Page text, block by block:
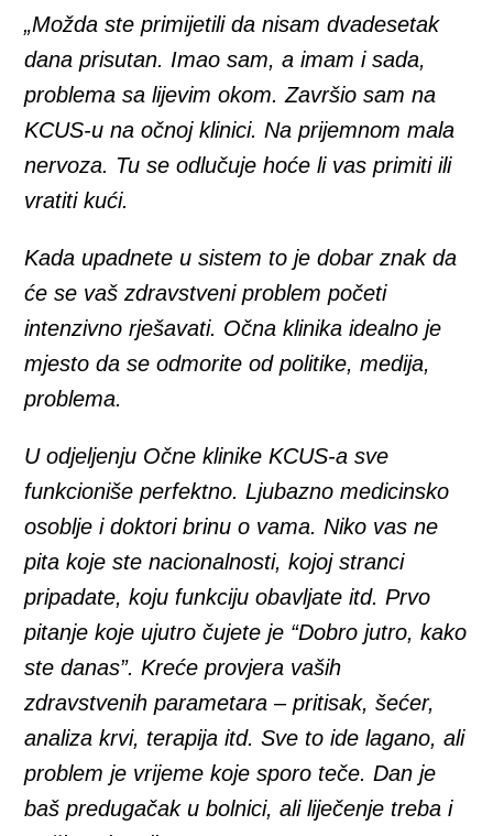
„Možda ste primijetili da nisam dvadesetak
dana prisutan. Imao sam, a imam i sada,
problema sa lijevim okom. Završio sam na
KCUS-u na očnoj klinici. Na prijemnom mala
nervoza. Tu se odlučuje hoće li vas primiti ili
vratiti kući.
Kada upadnete u sistem to je dobar znak da
će se vaš zdravstveni problem početi
intenzivno rješavati. Očna klinika idealno je
mjesto da se odmorite od politike, medija,
problema.
U odjeljenju Očne klinike KCUS-a sve
funkcioniše perfektno. Ljubazno medicinsko
osoblje i doktori brinu o vama. Niko vas ne
pita koje ste nacionalnosti, kojoj stranci
pripadate, koju funkciju obavljate itd. Prvo
pitanje koje ujutro čujete je “Dobro jutro, kako
ste danas”. Kreće provjera vaših
zdravstvenih parametara – pritisak, šećer,
analiza krvi, terapija itd. Sve to ide lagano, ali
problem je vrijeme koje sporo teče. Dan je
baš predugačak u bolnici, ali liječenje treba i